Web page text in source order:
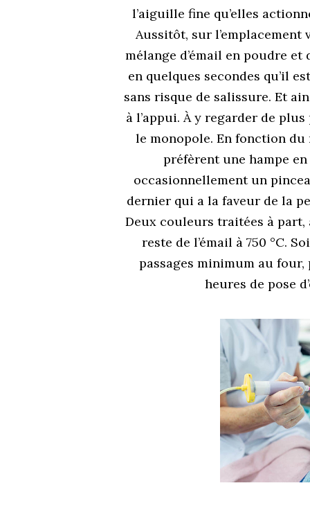
l’aiguille fine qu’elles
Aussitôt, sur l’emplacement
mélange d’émail en poudre
en quelques secondes qu’il
sans risque de salissure. Et
à l’appui. À y regarder de
le monopole. En fonction
préfèrent une hampe
occasionnellement un
dernier qui a la faveur de la
Deux couleurs traitées à part,
reste de l’émail à 750 °C.
passages minimum au
heures de pose